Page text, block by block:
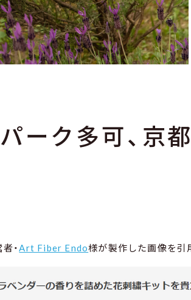
ーク多可、京
・Art Fiber Endo様が製作した画像を引